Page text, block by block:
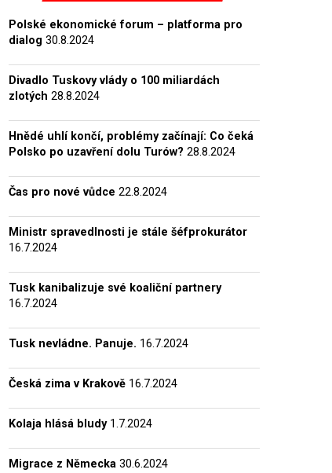
Polské ekonomické forum – platforma pro
dialog 30.8.2024
Divadlo Tuskovy vlády o 100 miliardách
zlotých 28.8.2024
Hnědé uhlí končí, problémy začínají: Co čeká
Polsko po uzavření dolu Turów? 28.8.2024
Čas pro nové vůdce 22.8.2024
Ministr spravedlnosti je stále šéfprokurátor
16.7.2024
Tusk kanibalizuje své koaliční partnery
16.7.2024
Tusk nevládne. Panuje. 16.7.2024
Česká zima v Krakově 16.7.2024
Kolaja hlásá bludy 1.7.2024
Migrace z Německa 30.6.2024